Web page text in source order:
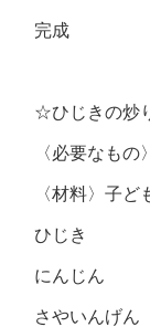
完成
☆ひじきの炒
〈必要なも
〈材料〉子ど
ひじ
にん
さやい